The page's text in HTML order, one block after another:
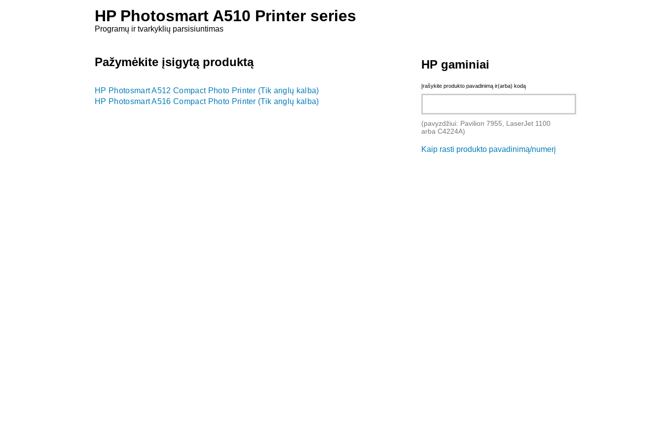
HP Photosmart A510 Printer series
Programų ir tvarkyklių parsisiuntimas
Pažymėkite įsigytą produktą
HP Photosmart A512 Compact Photo Printer (Tik anglų kalba)
HP Photosmart A516 Compact Photo Printer (Tik anglų kalba)
HP gaminiai
Įrašykite produkto pavadinimą ir(arba) kodą
(pavyzdžiui: Pavilion 7955, LaserJet 1100
arba C4224A)
Kaip rasti produkto pavadinimą/numerį